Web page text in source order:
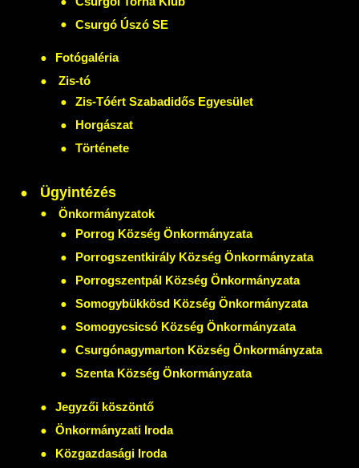
Csurgó Úszó SE
Fotógaléria
Zis-tó
Zis-Tóért Szabadidős Egyesület
Horgászat
Története
Ügyintézés
Önkormányzatok
Porrog Község Önkormányzata
Porrogszentkirály Község Önkormányzata
Porrogszentpál Község Önkormányzata
Somogybükkösd Község Önkormányzata
Somogycsicsó Község Önkormányzata
Csurgónagymarton Község Önkormányzata
Szenta Község Önkormányzata
Jegyzői köszöntő
Önkormányzati Iroda
Közgazdasági Iroda